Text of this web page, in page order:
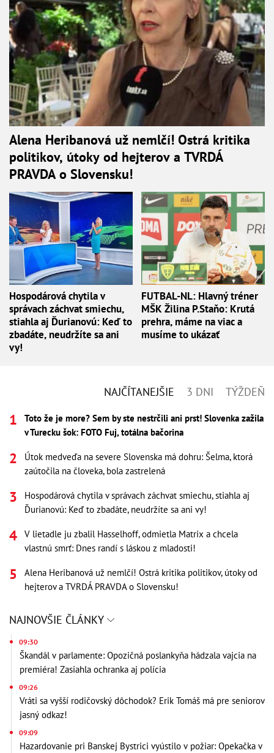
Alena Heribanová už nemlčí! Ostrá kritika
politikov, útoky od hejterov a TVRDÁ
PRAVDA o Slovensku!
Hospodárová chytila v
správach záchvat smiechu,
stiahla aj Ďurianovú: Keď to
zbadáte, neudržíte sa ani
vy!
FUTBAL-NL: Hlavný tréner
MŠK Žilina P.Staňo: Krutá
prehra, máme na viac a
musíme to ukázať
NAJČÍTANEJŠIE 3 DNI TÝŽDEŇ
Toto že je more? Sem by ste nestrčili ani prst! Slovenka zažila
v Turecku šok: FOTO Fuj, totálna bačorina
Útok medveďa na severe Slovenska má dohru: Šelma, ktorá
zaútočila na človeka, bola zastrelená
Hospodárová chytila v správach záchvat smiechu, stiahla aj
Ďurianovú: Keď to zbadáte, neudržíte sa ani vy!
V lietadle ju zbalil Hasselhoff, odmietla Matrix a chcela
vlastnú smrť: Dnes randí s láskou z mladosti!
Alena Heribanová už nemlčí! Ostrá kritika politikov, útoky od
hejterov a TVRDÁ PRAVDA o Slovensku!
NAJNOVŠIE ČLÁNKY
09:30
Škandál v parlamente: Opozičná poslankyňa hádzala vajcia na
premiéra! Zasiahla ochranka aj polícia
09:26
Vráti sa vyšší rodičovský dôchodok? Erik Tomáš má pre seniorov
jasný odkaz!
09:09
Hazardovanie pri Banskej Bystrici vyústilo v požiar: Opekačka v